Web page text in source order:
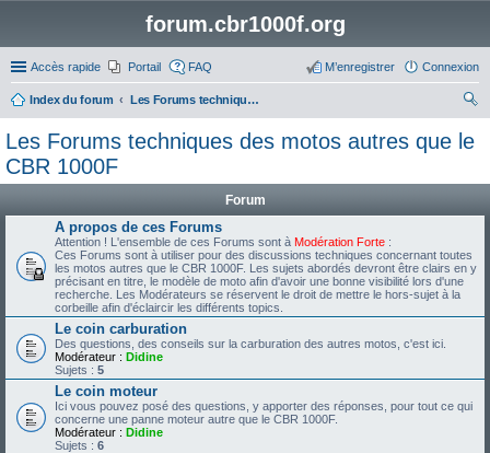
forum.cbr1000f.org
Accès rapide Portail FAQ Connexion
M’enregistrer
Index du forum
Les Forums techniques des motos autres que le CBR 1000F
her
Les Forums techniques des motos autres que le
CBR 1000F
Forum
A propos de ces Forums
Attention ! L'ensemble de ces Forums sont à Modération Forte :
Ces Forums sont à utiliser pour des discussions techniques concernant toutes
les motos autres que le CBR 1000F. Les sujets abordés devront être clairs en y
précisant en titre, le modèle de moto afin d'avoir une bonne visibilité lors d'une
recherche. Les Modérateurs se réservent le droit de mettre le hors-sujet à la
corbeille afin d'éclaircir les différents topics.
Le coin carburation
Des questions, des conseils sur la carburation des autres motos, c'est ici.
Modérateur : Didine
Sujets : 5
Le coin moteur
Ici vous pouvez posé des questions, y apporter des réponses, pour tout ce qui
concerne une panne moteur autre que le CBR 1000F.
Modérateur : Didine
Sujets : 6